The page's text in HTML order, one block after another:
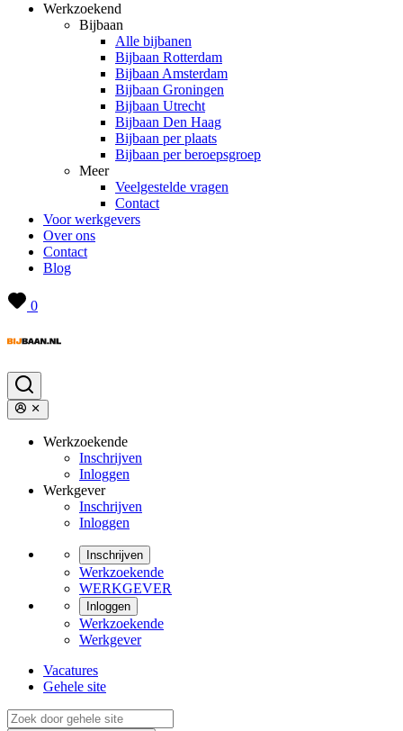
Werkzoekend
Bijbaan
Alle bijbanen
Bijbaan Rotterdam
Bijbaan Amsterdam
Bijbaan Groningen
Bijbaan Utrecht
Bijbaan Den Haag
Bijbaan per plaats
Bijbaan per beroepsgroep
Meer
Veelgestelde vragen
Contact
Voor werkgevers
Over ons
Contact
Blog
0
Werkzoekende
Inschrijven
Inloggen
Werkgever
Inschrijven
Inloggen
Inschrijven
Werkzoekende
WERKGEVER
Inloggen
Werkzoekende
Werkgever
Vacatures
Gehele site